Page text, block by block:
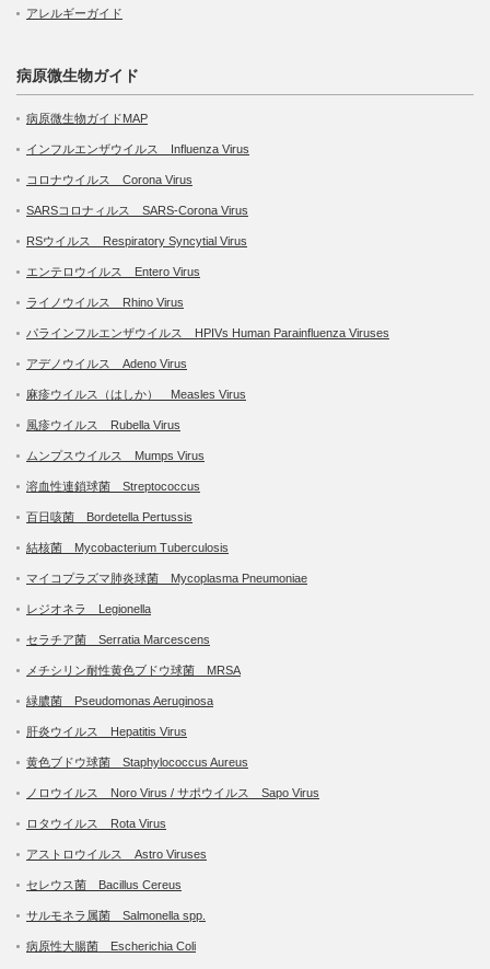
アレルギーガイド
病原微生物ガイド
病原微生物ガイドMAP
インフルエンザウイルス Influenza Virus
コロナウイルス Corona Virus
SARSコロナィルス SARS-Corona Virus
RSウイルス Respiratory Syncytial Virus
エンテロウイルス Entero Virus
ライノウイルス Rhino Virus
パラインフルエンザウイルス HPIVs Human Parainfluenza Viruses
アデノウイルス Adeno Virus
麻疹ウイルス（はしか） Measles Virus
風疹ウイルス Rubella Virus
ムンプスウイルス Mumps Virus
溶血性連鎖球菌 Streptococcus
百日咳菌 Bordetella Pertussis
結核菌 Mycobacterium Tuberculosis
マイコプラズマ肺炎球菌 Mycoplasma Pneumoniae
レジオネラ Legionella
セラチア菌 Serratia Marcescens
メチシリン耐性黄色ブドウ球菌 MRSA
緑膿菌 Pseudomonas Aeruginosa
肝炎ウイルス Hepatitis Virus
黄色ブドウ球菌 Staphylococcus Aureus
ノロウイルス Noro Virus / サポウイルス Sapo Virus
ロタウイルス Rota Virus
アストロウイルス Astro Viruses
セレウス菌 Bacillus Cereus
サルモネラ属菌 Salmonella spp.
病原性大腸菌 Escherichia Coli